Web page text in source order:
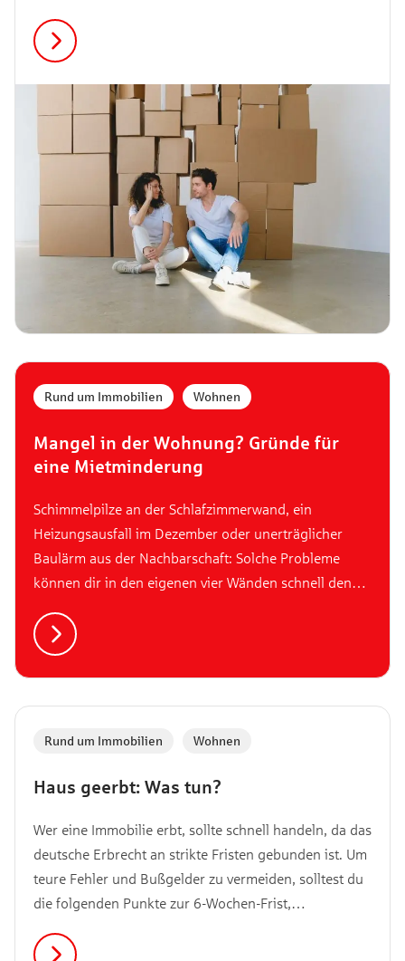
Mangel in der Wohnung? Gründe für
eine Mietminderung
Rund um Immobilien Wohnen
Schimmelpilze an der Schlafzimmerwand, ein
Heizungsausfall im Dezember oder unerträglicher
Baulärm aus der Nachbarschaft: Solche Probleme
können dir in den eigenen vier Wänden schnell den
nicht schutzlos ausgeliefert. Das Gesetz gewährt dir
das Recht, die Miete zu mindern, solange deine
Wohnqualität massiv eingeschränkt ist.
Haus geerbt: Was tun?
Rund um Immobilien Wohnen
Wer eine Immobilie erbt, sollte schnell handeln, da das
deutsche Erbrecht an strikte Fristen gebunden ist. Um
teure Fehler und Bußgelder zu vermeiden, solltest du
die folgenden Punkte zur 6-Wochen-Frist,
Monate-Countdown ganz oben auf deiner To-do-Liste